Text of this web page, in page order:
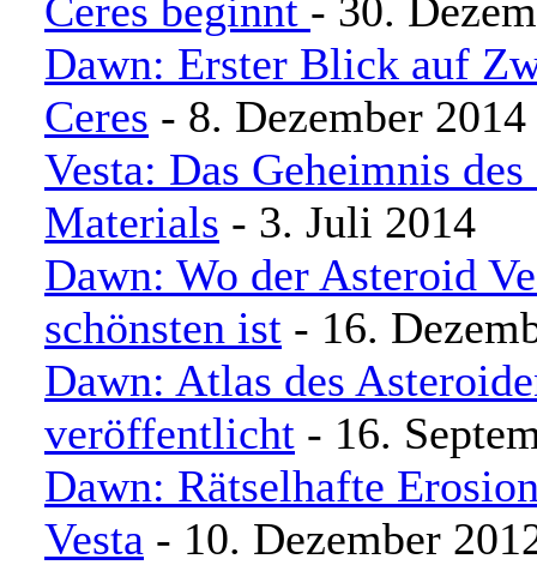
Ceres beginnt - 30.
Dawn: Erster Blick auf
Ceres - 8. Dezember 2014
Vesta: Das Geheimnis
Materials - 3. Juli 2014
Dawn: Wo der Asteroid
schönsten ist - 16.
Dawn: Atlas des
veröffentlicht - 16.
Dawn: Rätselhafte
Vesta - 10. Dezember